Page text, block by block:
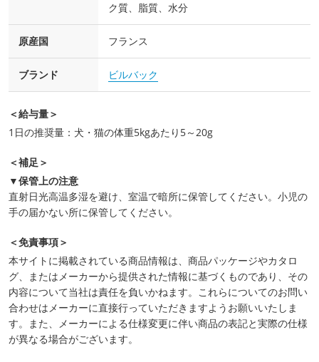
ク質、脂質、水分
原産国 フランス
ブランド ビルバック
＜給与量＞
1日の推奨量：犬・猫の体重5kgあたり5～20g
＜補足＞
▼保管上の注意
直射日光高温多湿を避け、室温で暗所に保管してください。小児の
手の届かない所に保管してください。
＜免責事項＞
本サイトに掲載されている商品情報は、商品パッケージやカタロ
グ、またはメーカーから提供された情報に基づくものであり、その
内容について当社は責任を負いかねます。これらについてのお問い
合わせはメーカーに直接行っていただきますようお願いいたしま
す。また、メーカーによる仕様変更に伴い商品の表記と実際の仕様
が異なる場合がございます。